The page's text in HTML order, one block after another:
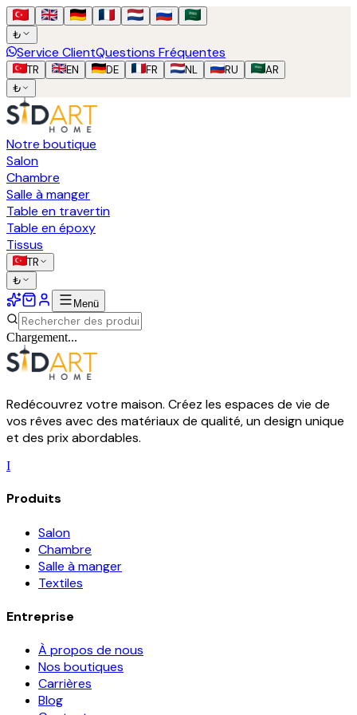
₺
Service ClientQuestions Fréquentes
TR EN DE FR NL RU
AR
₺
Notre boutique
Salon
Chambre
Salle à manger
Table en travertin
Table en époxy
Tissus
TR
₺
Menü
Chargement...
Redécouvrez votre maison. Créez les espaces de vie de
vos rêves avec des matériaux de qualité, un design unique
et des prix abordables.
I
Produits
Salon
Chambre
Salle à manger
Textiles
Entreprise
À propos de nous
Nos boutiques
Carrières
Blog